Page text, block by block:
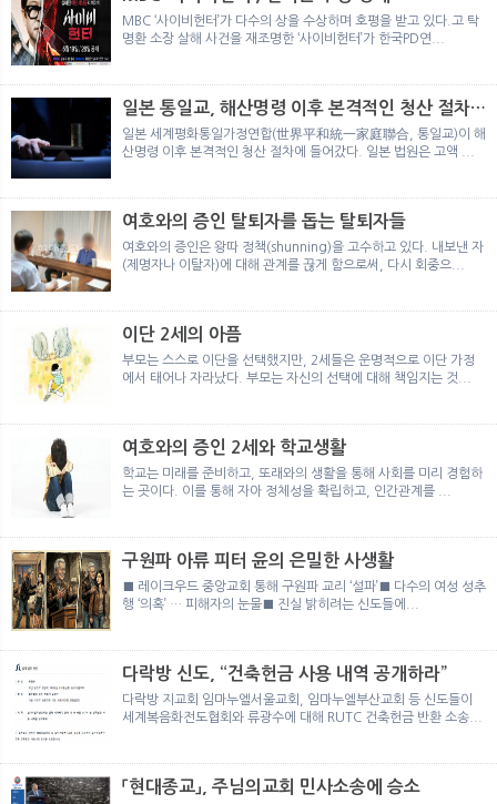
MBC ‘사이비헌터’가 다수의 상을 수상하며 호평을 받고 있다.고 탁
명환 소장 살해 사건을 재조명한 ‘사이비헌터’가 한국PD연...
일본 통일교, 해산명령 이후 본격적인 청산 절차
돌입
일본 세계평화통일가정연합(世界平和統一家庭聯合, 통일교)이 해
산명령 이후 본격적인 청산 절차에 들어갔다. 일본 법원은 고액 ...
여호와의 증인 탈퇴자를 돕는 탈퇴자들
여호와의 증인은 왕따 정책(shunning)을 고수하고 있다. 내보낸 자
(제명자나 이탈자)에 대해 관계를 끊게 함으로써, 다시 회중으...
이단 2세의 아픔
부모는 스스로 이단을 선택했지만, 2세들은 운명적으로 이단 가정
에서 태어나 자라났다. 부모는 자신의 선택에 대해 책임지는 것...
여호와의 증인 2세와 학교생활
학교는 미래를 준비하고, 또래와의 생활을 통해 사회를 미리 경험하
는 곳이다. 이를 통해 자아 정체성을 확립하고, 인간관계를 ...
구원파 아류 피터 윤의 은밀한 사생활
■ 레이크우드 중앙교회 통해 구원파 교리 ‘설파’■ 다수의 여성 성추
행 ‘의혹’ … 피해자의 눈물■ 진실 밝히려는 신도들에...
다락방 신도, “건축헌금 사용 내역 공개하라”
다락방 지교회 임마누엘서울교회, 임마누엘부산교회 등 신도들이
세계복음화전도협회와 류광수에 대해 RUTC 건축헌금 반환 소송...
「현대종교」, 주님의교회 민사소송에 승소